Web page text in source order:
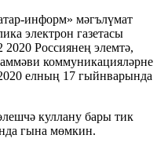
информ» мәгълүмат
электрон газетасы
Россиянең элемтә,
коммуникацияләрне
елның 17 гыйнварында
куллану бары тик
гына мөмкин.